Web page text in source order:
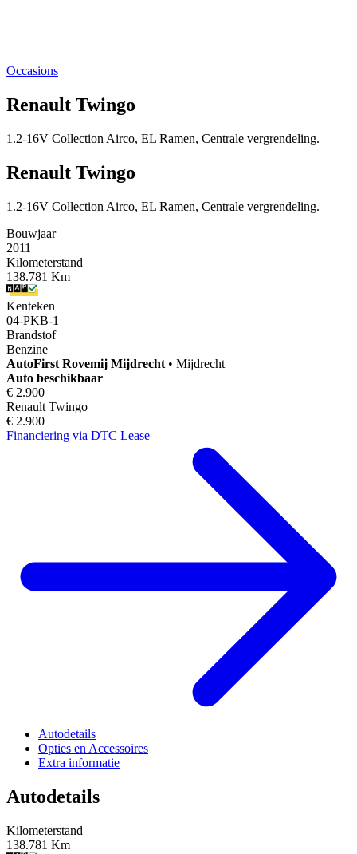
Occasions
Renault Twingo
1.2-16V Collection Airco, EL Ramen, Centrale vergrendeling.
Renault Twingo
1.2-16V Collection Airco, EL Ramen, Centrale vergrendeling.
Bouwjaar
2011
Kilometerstand
138.781 Km
Kenteken
04-PKB-1
Brandstof
Benzine
AutoFirst Rovemij Mijdrecht • Mijdrecht
Auto beschikbaar
€ 2.900
Renault Twingo
€ 2.900
Financiering via DTC Lease
Autodetails
Opties en Accessoires
Extra informatie
Autodetails
Kilometerstand
138.781 Km